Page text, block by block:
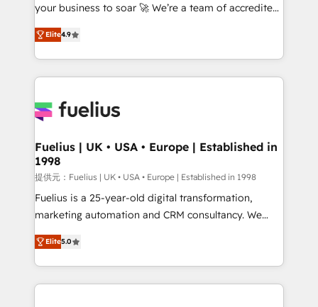
ISO 42001 Ready for the next step? Click the 👈
'𝗖𝗼𝗻𝘁𝗮𝗰𝘁 𝗯𝘂𝘀𝗶𝗻𝗲𝘀𝘀' button to get in touch (𝘸𝘦'𝘳𝘦
𝘴𝘶𝘱𝘦𝘳 𝘳𝘦𝘴𝘱𝘰𝘯𝘴𝘪𝘷𝘦)
your business to soar 🚀 We’re a team of accredited
HubSpot experts ready to help you. We can
implement the platform into complex business
environments, optimise what you've got and make
sure you can actually use it, build your website in
for you and execute it on HubSpot. We are on the
framework, meaning we've been accredited by
HubSpot and vetted by the CCS, which means we
can support public sector companies as well the
other ones listed in our profile. Our services: -
HubSpot implementation - HubSpot CMS website
is there for you to: - Grow revenue, and run your
business more efficiently - Build stronger
Elite4.9
Fuelius | UK • USA • Europe | Established in
1998
提供元：Fuelius | UK • USA • Europe | Established in 1998
Fuelius is a 25-year-old digital transformation,
marketing automation and CRM consultancy. We
enable mid-market and enterprise clients to
maximise their return from digital and fuel their
growth. We modernise platforms, streamline
operations that are causing inefficiencies, improve
Elite5.0